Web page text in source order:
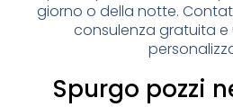
giorno o della notte.
consulenza gratuita e
Spurgo pozzi